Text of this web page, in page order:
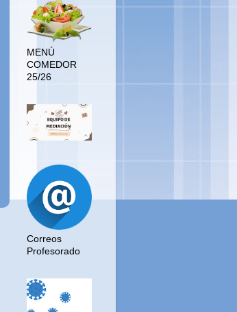
MENÚ
COMEDOR
25/26
Correos
Profesorado